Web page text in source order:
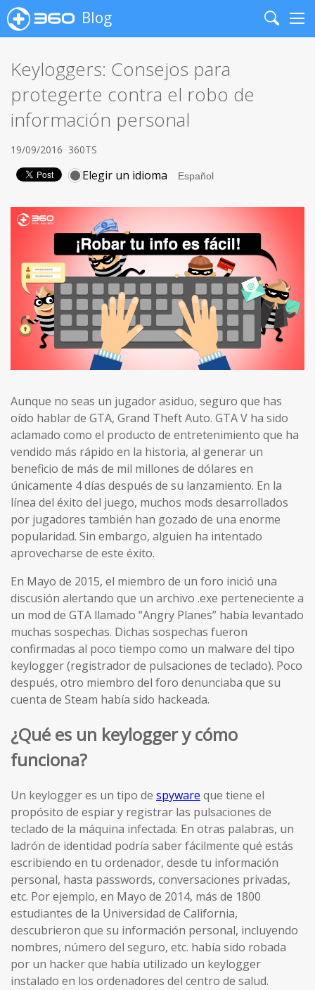
Blog
Search
Keyloggers: Consejos para
protegerte contra el robo de
información personal
19/09/2016 360TS
Elegir un idioma
Aunque no seas un jugador asiduo, seguro que has
oído hablar de GTA, Grand Theft Auto. GTA V ha sido
aclamado como el producto de entretenimiento que ha
vendido más rápido en la historia, al generar un
beneficio de más de mil millones de dólares en
únicamente 4 días después de su lanzamiento. En la
línea del éxito del juego, muchos mods desarrollados
por jugadores también han gozado de una enorme
popularidad. Sin embargo, alguien ha intentado
aprovecharse de este éxito.
En Mayo de 2015, el miembro de un foro inició una
discusión alertando que un archivo .exe perteneciente a
un mod de GTA llamado “Angry Planes” había levantado
muchas sospechas. Dichas sospechas fueron
confirmadas al poco tiempo como un malware del tipo
keylogger (registrador de pulsaciones de teclado). Poco
después, otro miembro del foro denunciaba que su
cuenta de Steam había sido hackeada.
¿Qué es un keylogger y cómo
funciona?
Un keylogger es un tipo de spyware que tiene el
propósito de espiar y registrar las pulsaciones de
teclado de la máquina infectada. En otras palabras, un
ladrón de identidad podría saber fácilmente qué estás
escribiendo en tu ordenador, desde tu información
personal, hasta passwords, conversaciones privadas,
etc. Por ejemplo, en Mayo de 2014, más de 1800
estudiantes de la Universidad de California,
descubrieron que su información personal, incluyendo
nombres, número del seguro, etc. había sido robada
por un hacker que había utilizado un keylogger
instalado en los ordenadores del centro de salud.